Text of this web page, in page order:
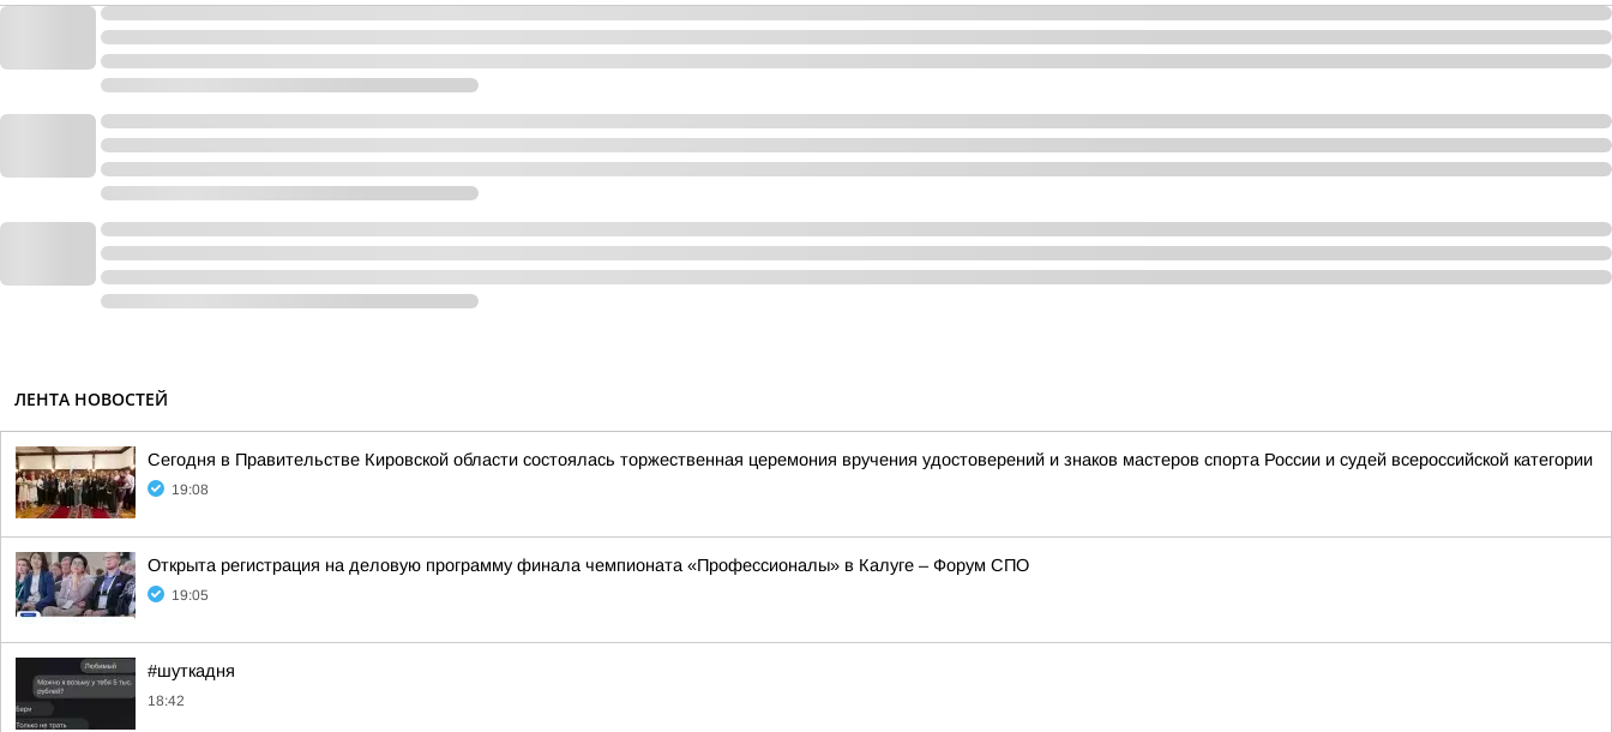
ЛЕНТА НОВОСТЕЙ
Сегодня в Правительстве Кировской области состоялась торжественная церемония вручения удостоверений и знаков мастеров спорта России и судей всероссийской категории
19:08
Открыта регистрация на деловую программу финала чемпионата «Профессионалы» в Калуге – Форум СПО
19:05
#шуткадня
18:42